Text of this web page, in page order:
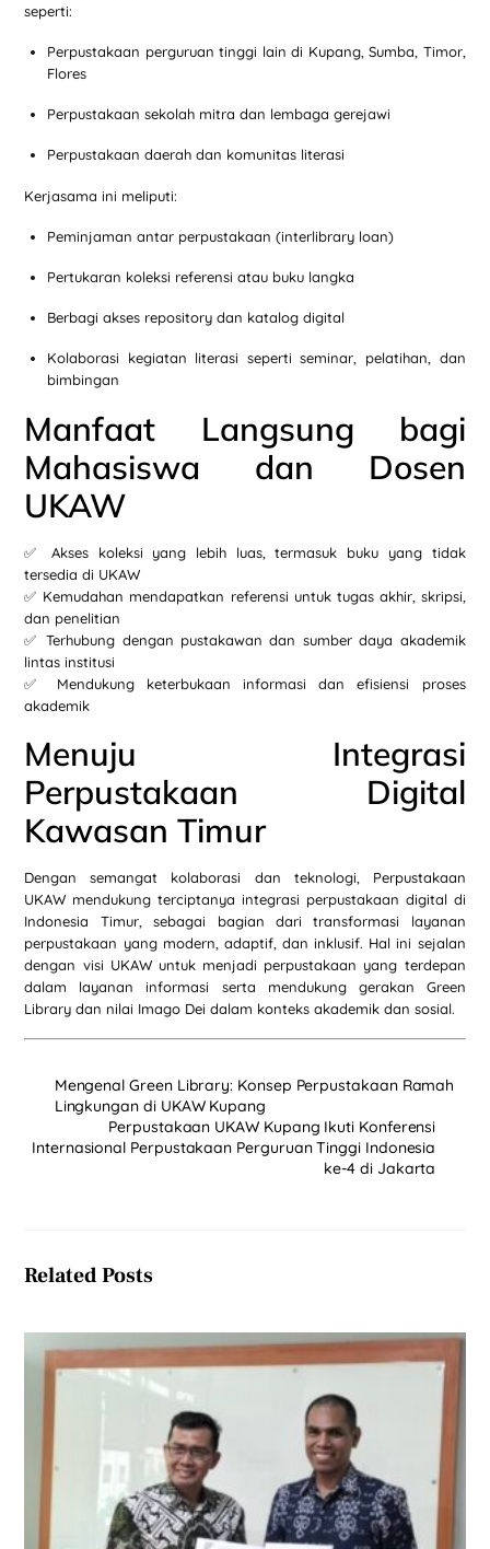
seperti:
Perpustakaan perguruan tinggi lain di Kupang, Sumba, Timor,
Flores
Perpustakaan sekolah mitra dan lembaga gerejawi
Perpustakaan daerah dan komunitas literasi
Kerjasama ini meliputi:
Peminjaman antar perpustakaan (interlibrary loan)
Pertukaran koleksi referensi atau buku langka
Berbagi akses repository dan katalog digital
Kolaborasi kegiatan literasi seperti seminar, pelatihan, dan
bimbingan
Manfaat Langsung bagi
Mahasiswa dan Dosen
UKAW
✅ Akses koleksi yang lebih luas, termasuk buku yang tidak
tersedia di UKAW
✅ Kemudahan mendapatkan referensi untuk tugas akhir, skripsi,
dan penelitian
✅ Terhubung dengan pustakawan dan sumber daya akademik
lintas institusi
✅ Mendukung keterbukaan informasi dan efisiensi proses
akademik
Menuju Integrasi
Perpustakaan Digital
Kawasan Timur
Dengan semangat kolaborasi dan teknologi, Perpustakaan
UKAW mendukung terciptanya integrasi perpustakaan digital di
Indonesia Timur, sebagai bagian dari transformasi layanan
perpustakaan yang modern, adaptif, dan inklusif. Hal ini sejalan
dengan visi UKAW untuk menjadi perpustakaan yang terdepan
dalam layanan informasi serta mendukung gerakan Green
Library dan nilai Imago Dei dalam konteks akademik dan sosial.
Mengenal Green Library: Konsep Perpustakaan Ramah
Lingkungan di UKAW Kupang
Perpustakaan UKAW Kupang Ikuti Konferensi
Internasional Perpustakaan Perguruan Tinggi Indonesia
ke-4 di Jakarta
Related Posts